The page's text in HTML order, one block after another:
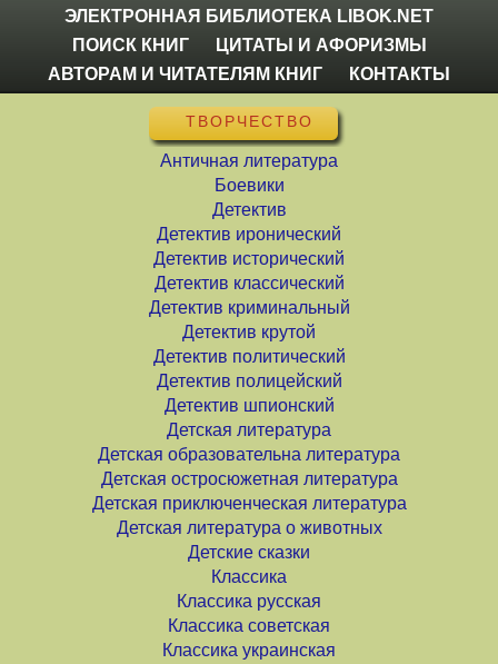
ЭЛЕКТРОННАЯ БИБЛИОТЕКА LIBOK.NET
ПОИСК КНИГ
ЦИТАТЫ И АФОРИЗМЫ
АВТОРАМ И ЧИТАТЕЛЯМ КНИГ
КОНТАКТЫ
ТВОРЧЕСТВО
Античная литература
Боевики
Детектив
Детектив иронический
Детектив исторический
Детектив классический
Детектив криминальный
Детектив крутой
Детектив политический
Детектив полицейский
Детектив шпионский
Детская литература
Детская образовательна литература
Детская остросюжетная литература
Детская приключенческая литература
Детская литература о животных
Детские сказки
Классика
Классика русская
Классика советская
Классика украинская